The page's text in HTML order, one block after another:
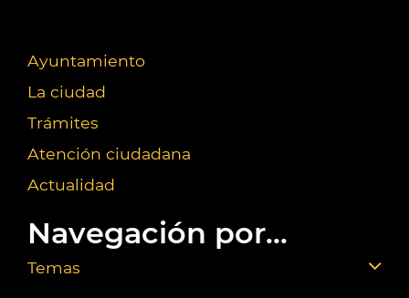
Ayuntamiento
La ciudad
Trámites
Atención ciudadana
Actualidad
Navegación por...
Temas